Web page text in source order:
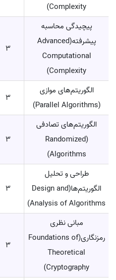
Complexity)
پیچیدگی محاسبه
پیشرفته(Advanced
Computational
Complexity)
3
الگوریتم‌های موازی
(Parallel Algorithms)
3
الگوریتم‌های تصادفی
(Randomized
Algorithms)
3
طراحی و تحلیل
الگوریتم‌ها(Design and
Analysis of Algorithms)
3
مبانی نظری
رمزنگاری(Foundations of
Theoretical
Cryptography)
3